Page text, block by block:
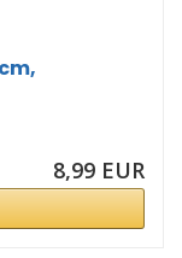
8,99 EUR